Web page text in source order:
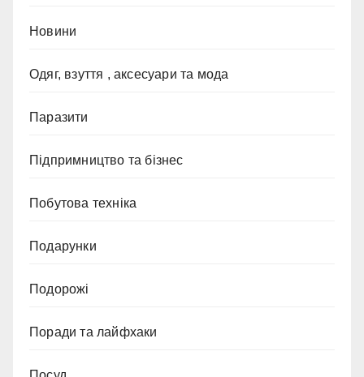
Новини
Одяг, взуття , аксесуари та мода
Паразити
Підпримництво та бізнес
Побутова техніка
Подарунки
Подорожі
Поради та лайфхаки